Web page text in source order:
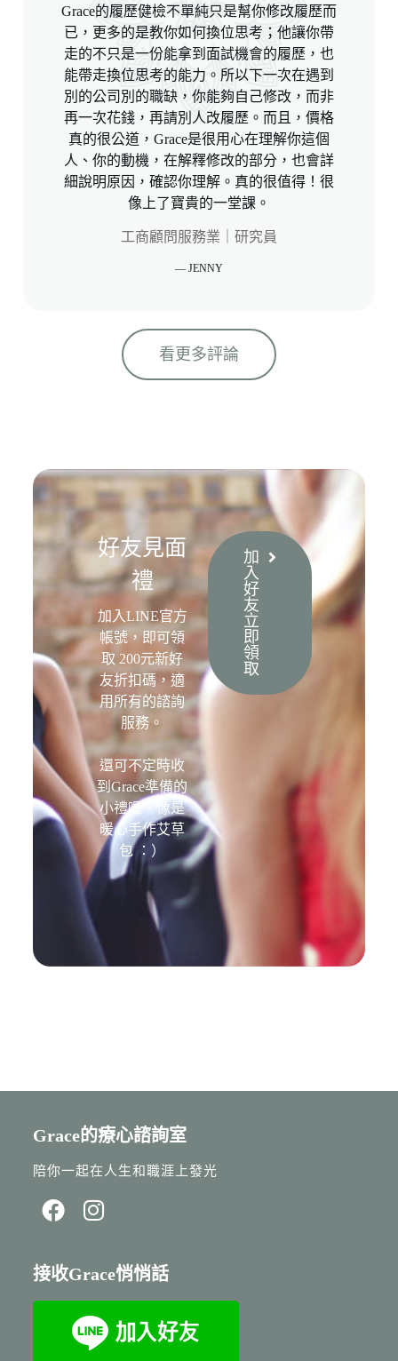
Grace的履歷健檢不單純只是幫你修改履歷而
已，更多的是教你如何換位思考；他讓你帶
走的不只是一份能拿到面試機會的履歷，也
能帶走換位思考的能力。所以下一次在遇到
別的公司別的職缺，你能夠自己修改，而非
再一次花錢，再請別人改履歷。而且，價格
真的很公道，Grace是很用心在理解你這個
人、你的動機，在解釋修改的部分，也會詳
細說明原因，確認你理解。真的很值得！很
像上了寶貴的一堂課。
工商顧問服務業｜研究員
— JENNY
看更多評論
好友見面
禮
加入LINE官方
帳號，即可領
取 200元新好
友折扣碼，適
用所有的諮詢
服務。
還可不定時收
到Grace準備的
小禮喔，像是
暖心手作艾草
包 ：）
加
入
好
友
立
即
領
取
Grace的療心諮詢室
陪你一起在人生和職涯上發光
接收Grace悄悄話